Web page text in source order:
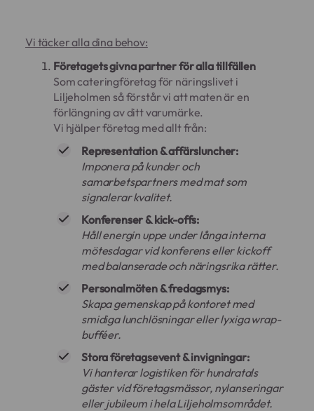
Vi täcker alla dina behov:
Företagets givna partner för alla tillfällen
Som cateringföretag för näringslivet i
Liljeholmen så förstår vi att maten är en
förlängning av ditt varumärke.
Vi hjälper företag med allt från:
Representation & affärsluncher:
Imponera på kunder och
samarbetspartners med mat som
signalerar kvalitet.
Konferenser & kick-offs:
Håll energin uppe under långa interna
mötesdagar vid konferens eller kickoff
med balanserade och näringsrika rätter.
Personalmöten & fredagsmys:
Skapa gemenskap på kontoret med
smidiga lunchlösningar eller lyxiga wrap-
bufféer.
Stora företagsevent & invigningar:
Vi hanterar logistiken för hundratals
gäster vid företagsmässor, nylanseringar
eller jubileum i hela Liljeholmsområdet.